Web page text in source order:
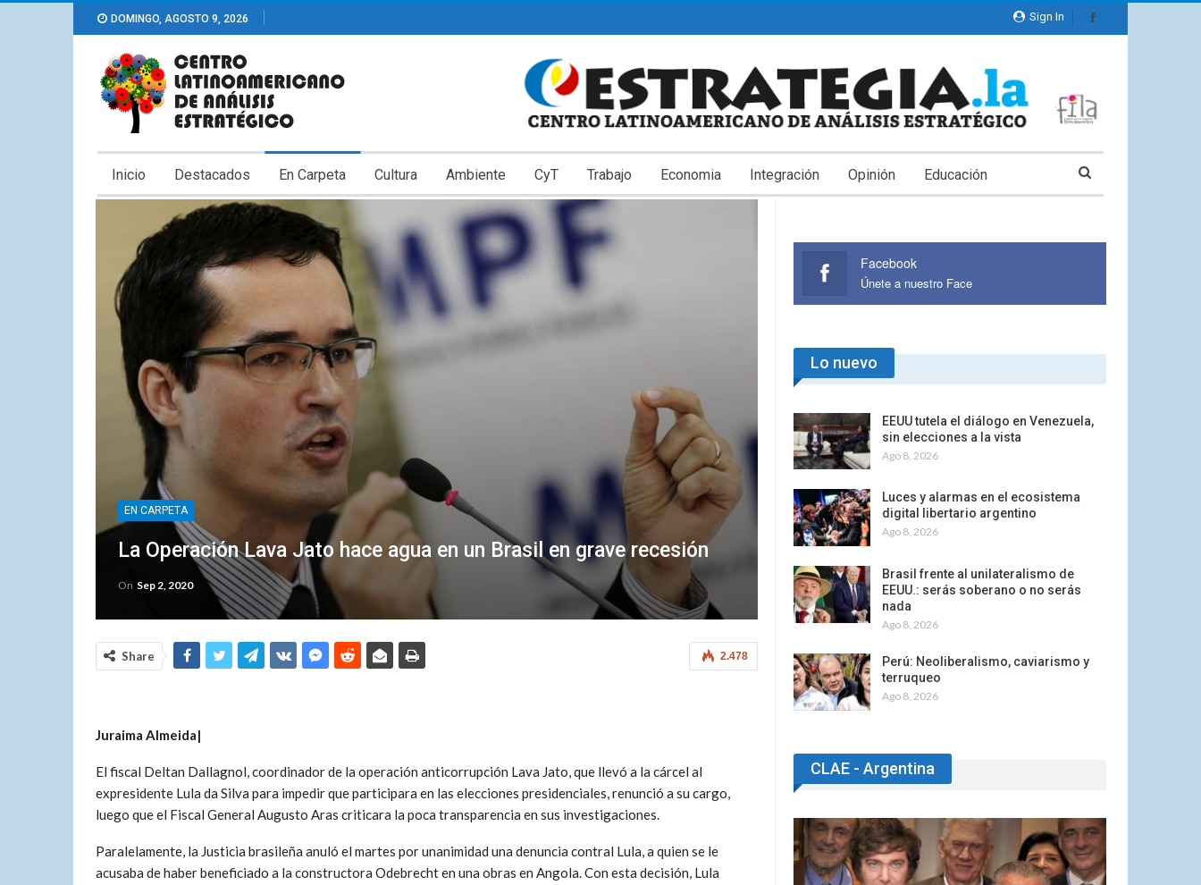
Sign In
DOMINGO, AGOSTO 9, 2026
Inicio Destacados En Carpeta Cultura Ambiente CyT Trabajo Economia Integración Opinión Educación
EN CARPETA
La Operación Lava Jato hace agua en un Brasil en grave recesión
On Sep 2, 2020
2.478
Share
Juraima Almeida|
El fiscal Deltan Dallagnol, coordinador de la operación anticorrupción Lava Jato, que llevó a la cárcel al
expresidente Lula da Silva para impedir que participara en las elecciones presidenciales, renunció a su cargo,
luego que el Fiscal General Augusto Aras criticara la poca transparencia en sus investigaciones.
Paralelamente, la Justicia brasileña anuló el martes por unanimidad una denuncia contral Lula, a quien se le
acusaba de haber beneficiado a la constructora Odebrecht en una obras en Angola. Con esta decisión, Lula
Facebook
Únete a nuestro Face
Lo nuevo
EEUU tutela el diálogo en Venezuela,
sin elecciones a la vista
Ago 8, 2026
Luces y alarmas en el ecosistema
digital libertario argentino
Ago 8, 2026
Brasil frente al unilateralismo de
EEUU.: serás soberano o no serás
nada
Ago 8, 2026
Perú: Neoliberalismo, caviarismo y
terruqueo
Ago 8, 2026
CLAE - Argentina